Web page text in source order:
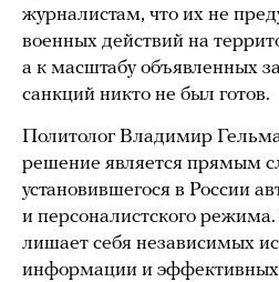
журналистам, что их не
военных действий на
а к масштабу объявленных
санкций никто не был готов.
Политолог Владимир
решение является прямым
установившегося в России
и персоналистского режима.
лишает себя независимых
информации и эффективных